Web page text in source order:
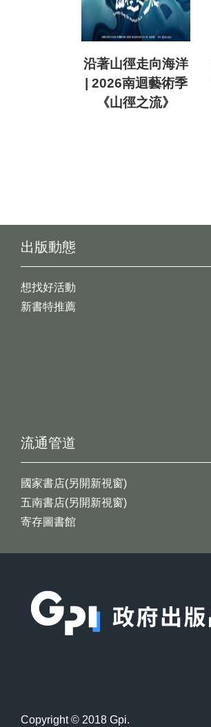
沿著山徑走向海洋
| 2026南迴藝術季
《山徑之流》
出版動態
想找好活動
新書特推薦
流通管道
國家書店(另開新視窗)
五南書店(另開新視窗)
寄存圖書館
Copyright © 2018 Gpi.